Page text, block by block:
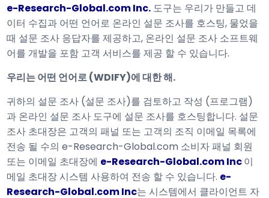
e-Research-Global.com Inc. 도구는 우리가 만들고 데
이터 수집과 어떤 언어로 온라인 설문 조사를 호스팅, 물었을
때 설문 조사 응답자를 제공하고, 온라인 설문 조사 소프트웨
어를 개발을 포함 고객 서비스를 제공 할 수 있습니다.
우리는 어떤 언어로 (WDIFY)에 대한 해.
귀하의 설문 조사 (설문 조사)를 검토하고 작성 (프로그램)
과 온라인 설문 조사 도구에 설문 조사를 호스팅합니다. 설문
조사 초대장은 고객의 패널 또는 고객의 조직 이메일 목록에
전송 될 수의 e-Research-Global.com 소비자 패널 회원
또는 이메일 초대장에 e-Research-Global.com Inc이
메일 초대장 시스템 사용하여 전송 할 수 있습니다. e-
Research-Global.com Inc는 시스템에서 클라이언트 자